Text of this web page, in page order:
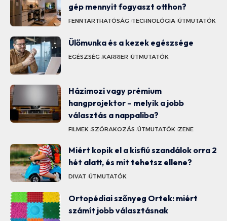
gép mennyit fogyaszt otthon?
FENNTARTHATÓSÁG TECHNOLÓGIA ÚTMUTATÓK
Ülőmunka és a kezek egészsége
EGÉSZSÉG KARRIER ÚTMUTATÓK
Házimozi vagy prémium
hangprojektor – melyik a jobb
választás a nappaliba?
FILMEK SZÓRAKOZÁS ÚTMUTATÓK ZENE
Miért kopik el a kisfiú szandálok orra 2
hét alatt, és mit tehetsz ellene?
DIVAT ÚTMUTATÓK
Ortopédiai szőnyeg Ortek: miért
számít jobb választásnak